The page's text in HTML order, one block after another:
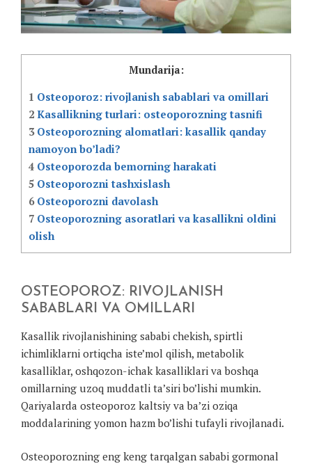
Mundarija:
1 Osteoporoz: rivojlanish sabablari va omillari
2 Kasallikning turlari: osteoporozning tasnifi
3Osteoporozning alomatlari: kasallik qanday
namoyon bo’ladi?
4 Osteoporozda bemorning harakati
5 Osteoporozni tashxislash
6Osteoporozni davolash
7 Osteoporozning asoratlari va kasallikni oldini
olish
OSTEOPOROZ: RIVOJLANISH
SABABLARI VA OMILLARI
Kasallik rivojlanishining sababi chekish, spirtli
ichimliklarni ortiqcha iste’mol qilish, metabolik
kasalliklar, oshqozon-ichak kasalliklari va boshqa
omillarning uzoq muddatli ta’siri bo’lishi mumkin.
Qariyalarda osteoporoz kaltsiy va ba’zi oziqa
moddalarining yomon hazm bo’lishi tufayli rivojlanadi.
Osteoporozning eng keng tarqalgan sababi gormonal